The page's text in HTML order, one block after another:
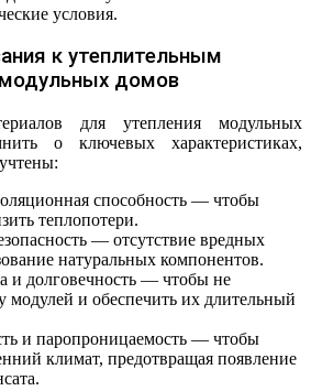
условия.
к утеплительным
домов
для утепления модульных
о ключевых характеристиках,
способность — чтобы
теплопотери.
— отсутствие вредных
натуральных компонентов.
и долговечность — чтобы не
модулей и обеспечить их длительный
и паропроницаемость — чтобы
климат, предотвращая появление